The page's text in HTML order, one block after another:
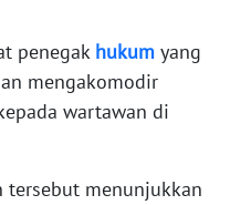
penegak hukum yang
mengakomodir
wartawan di
tersebut menunjukkan